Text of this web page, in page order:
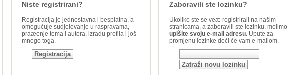
Niste registrirani?
Registracija je jednostavna i besplatna, a
omogućuje sudjelovanje u raspravama,
praæenje tema i autora, izradu profila i još
mnogo toga.
Zaboravili ste lozinku?
Ukoliko ste se veæ registrirali na našim
stranicama, a zaboravili ste lozinku, molimo
upišite svoju e-mail adresu. Upute za
promjenu lozinke doći će vam e-mailom.